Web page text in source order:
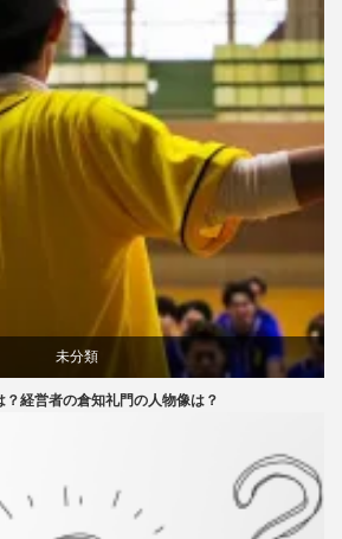
未分類
経営者の倉知礼門の人物像は？